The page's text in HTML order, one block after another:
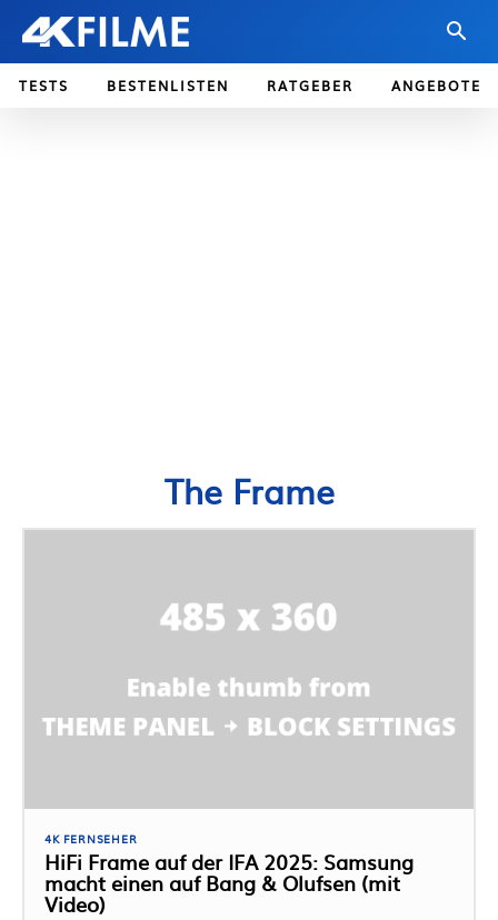
TESTS BESTENLISTEN RATGEBER ANGEBOTE
The Frame
4K FERNSEHER
HiFi Frame auf der IFA 2025: Samsung
macht einen auf Bang & Olufsen (mit
Video)